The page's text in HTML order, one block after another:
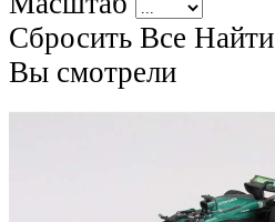
Сбросить Все Найти
Вы смотрели